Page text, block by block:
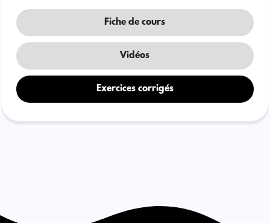
Fiche de cours
Vidéos
Exercices corrigés